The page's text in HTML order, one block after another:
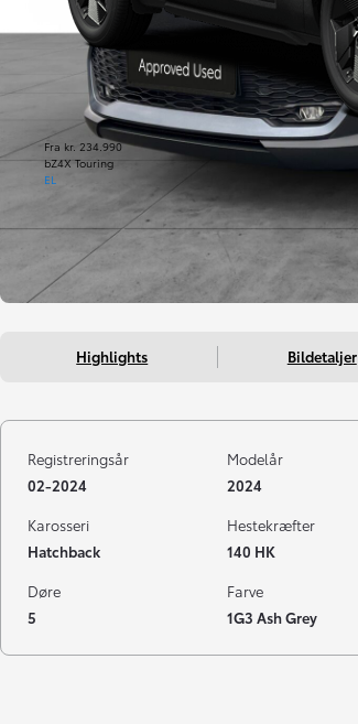
Fra kr. 234.990
bZ4X Touring
EL
Highlights Bildetaljer
Registreringsår
02-2024
Modelår
2024
Karosseri
Hatchback
Hestekræfter
140 HK
Døre
5
Farve
1G3 Ash Grey